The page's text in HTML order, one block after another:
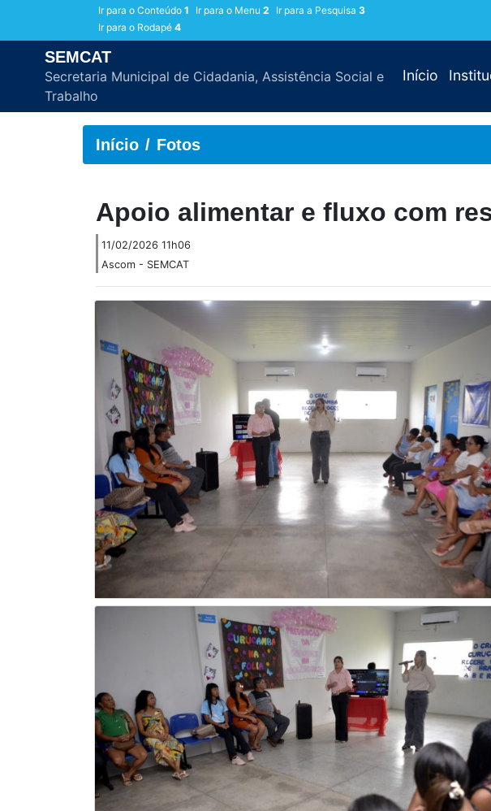
Ir para o Conteúdo 1 Ir para o Menu 2 Ir para a Pesquisa 3
Ir para o Rodapé 4
SEMCAT
Secretaria Municipal de Cidadania, Assistência Social e
Trabalho
Início
Início Fotos
Apoio alimentar e fluxo com
11/02/2026 11h06
Ascom - SEMCAT